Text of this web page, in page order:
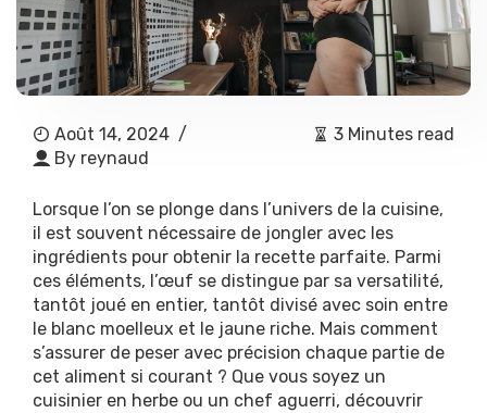
Août 14, 2024 /
By reynaud
3 Minutes read
Lorsque l’on se plonge dans l’univers de la cuisine,
il est souvent nécessaire de jongler avec les
ingrédients pour obtenir la recette parfaite. Parmi
ces éléments, l’œuf se distingue par sa versatilité,
tantôt joué en entier, tantôt divisé avec soin entre
le blanc moelleux et le jaune riche. Mais comment
s’assurer de peser avec précision chaque partie de
cet aliment si courant ? Que vous soyez un
cuisinier en herbe ou un chef aguerri, découvrir